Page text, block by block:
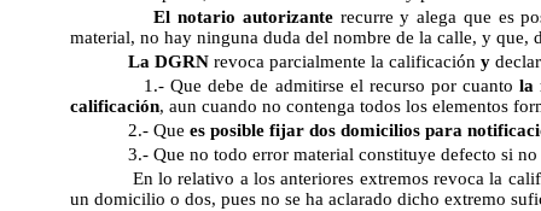
El notario autorizante recurre y alega que es
material, no hay ninguna duda del nombre de la calle, y que,
La DGRN revoca parcialmente la calificación y
1.- Que debe de admitirse el recurso por cuanto la
calificación, aun cuando no contenga todos los elementos
2.- Que es posible fijar dos domicilios para
3.- Que no todo error material constituye defecto si
En lo relativo a los anteriores extremos revoca la
un domicilio o dos, pues no se ha aclarado dicho extremo